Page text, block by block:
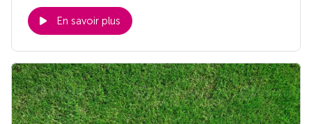
En savoir plus